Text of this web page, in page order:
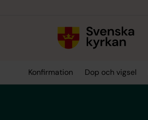
Konfirmation Dop och vigsel